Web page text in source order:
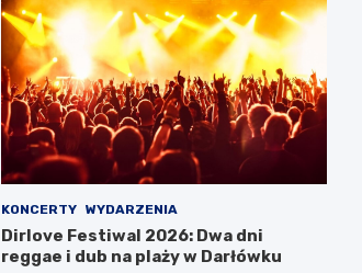
KONCERTY WYDARZENIA
Dirlove Festiwal 2026: Dwa dni
reggae i dub na plaży w Darłówku